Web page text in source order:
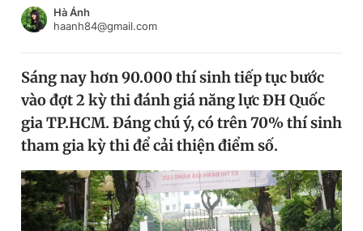
Chào ngày mới
Video Magazine
Sản phẩm khác
Tiện ích Bạn cần biết
Đăng xuất
Hà Ánh
haanh84@gmail.com
Sáng nay hơn 90.000 thí sinh tiếp tục bước
vào đợt 2 kỳ thi đánh giá năng lực ĐH Quốc
gia TP.HCM. Đáng chú ý, có trên 70% thí sinh
tham gia kỳ thi để cải thiện điểm số.